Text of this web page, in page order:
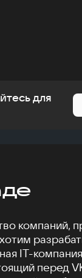
для
компаний,
IT-
перед